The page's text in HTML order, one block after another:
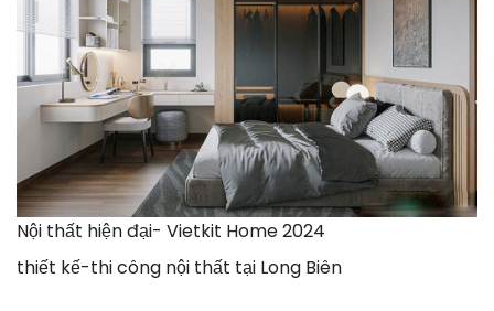
Nội thất hiện đại- Vietkit Home 2024
thiết kế-thi công nội thất tại Long Biên